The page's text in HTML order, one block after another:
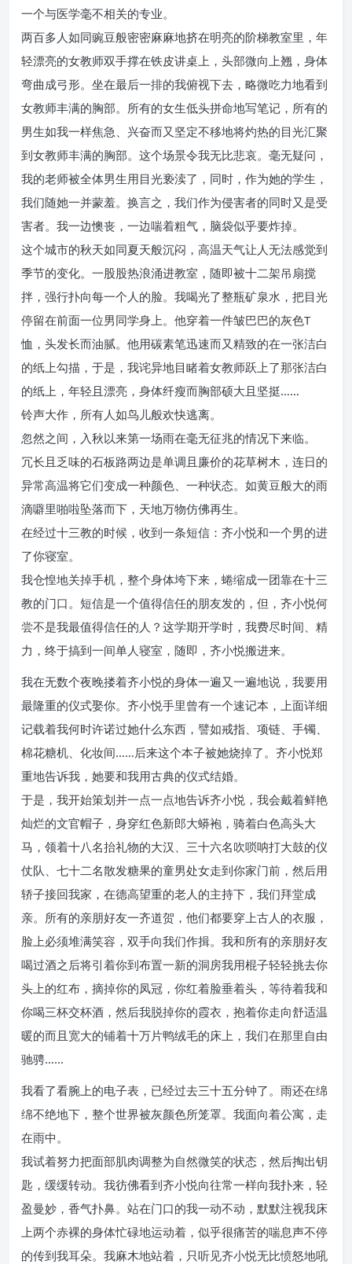
一个与医学毫不相关的专业。
两百多人如同豌豆般密密麻麻地挤在明亮的阶梯教室里，年
轻漂亮的女教师双手撑在铁皮讲桌上，头部微向上翘，身体
弯曲成弓形。坐在最后一排的我俯视下去，略微吃力地看到
女教师丰满的胸部。所有的女生低头拼命地写笔记，所有的
男生如我一样焦急、兴奋而又坚定不移地将灼热的目光汇聚
到女教师丰满的胸部。这个场景令我无比悲哀。毫无疑问，
我的老师被全体男生用目光亵渎了，同时，作为她的学生，
我们随她一并蒙羞。换言之，我们作为侵害者的同时又是受
害者。我一边懊丧，一边喘着粗气，脑袋似乎要炸掉。
这个城市的秋天如同夏天般沉闷，高温天气让人无法感觉到
季节的变化。一股股热浪涌进教室，随即被十二架吊扇搅
拌，强行扑向每一个人的脸。我喝光了整瓶矿泉水，把目光
停留在前面一位男同学身上。他穿着一件皱巴巴的灰色T
恤，头发长而油腻。他用碳素笔迅速而又精致的在一张洁白
的纸上勾描，于是，我诧异地目睹着女教师跃上了那张洁白
的纸上，年轻且漂亮，身体纤瘦而胸部硕大且坚挺……
铃声大作，所有人如鸟儿般欢快逃离。
忽然之间，入秋以来第一场雨在毫无征兆的情况下来临。
冗长且乏味的石板路两边是单调且廉价的花草树木，连日的
异常高温将它们变成一种颜色、一种状态。如黄豆般大的雨
滴噼里啪啦坠落而下，天地万物仿佛再生。
在经过十三教的时候，收到一条短信：齐小悦和一个男的进
了你寝室。
我仓惶地关掉手机，整个身体垮下来，蜷缩成一团靠在十三
教的门口。短信是一个值得信任的朋友发的，但，齐小悦何
尝不是我最值得信任的人？这学期开学时，我费尽时间、精
力，终于搞到一间单人寝室，随即，齐小悦搬进来。
我在无数个夜晚搂着齐小悦的身体一遍又一遍地说，我要用
最隆重的仪式娶你。齐小悦手里曾有一个速记本，上面详细
记载着我何时许诺过她什么东西，譬如戒指、项链、手镯、
棉花糖机、化妆间……后来这个本子被她烧掉了。齐小悦郑
重地告诉我，她要和我用古典的仪式结婚。
于是，我开始策划并一点一点地告诉齐小悦，我会戴着鲜艳
灿烂的文官帽子，身穿红色新郎大蟒袍，骑着白色高头大
马，领着十八名抬礼物的大汉、三十六名吹唢呐打大鼓的仪
仗队、七十二名散发糖果的童男处女走到你家门前，然后用
轿子接回我家，在德高望重的老人的主持下，我们拜堂成
亲。所有的亲朋好友一齐道贺，他们都要穿上古人的衣服，
脸上必须堆满笑容，双手向我们作揖。我和所有的亲朋好友
喝过酒之后将引着你到布置一新的洞房我用棍子轻轻挑去你
头上的红布，摘掉你的凤冠，你红着脸垂着头，等待着我和
你喝三杯交杯酒，然后我脱掉你的霞衣，抱着你走向舒适温
暖的而且宽大的铺着十万片鸭绒毛的床上，我们在那里自由
驰骋……
我看了看腕上的电子表，已经过去三十五分钟了。雨还在绵
绵不绝地下，整个世界被灰颜色所笼罩。我面向着公寓，走
在雨中。
我试着努力把面部肌肉调整为自然微笑的状态，然后掏出钥
匙，缓缓转动。我彷佛看到齐小悦向往常一样向我扑来，轻
盈曼妙，香气扑鼻。站在门口的我一动不动，默默注视我床
上两个赤裸的身体忙碌地运动着，似乎很痛苦的喘息声不停
的传到我耳朵。我麻木地站着，只听见齐小悦无比愤怒地吼